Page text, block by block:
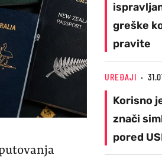
greške
pravite
UREĐAJI
Korisno
znači
pored